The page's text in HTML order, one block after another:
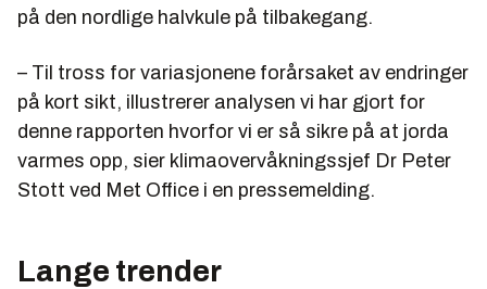
på den nordlige halvkule på tilbakegang.
– Til tross for variasjonene forårsaket av endringer
på kort sikt, illustrerer analysen vi har gjort for
denne rapporten hvorfor vi er så sikre på at jorda
varmes opp, sier klimaovervåkningssjef Dr Peter
Stott ved Met Office i en pressemelding.
Lange trender